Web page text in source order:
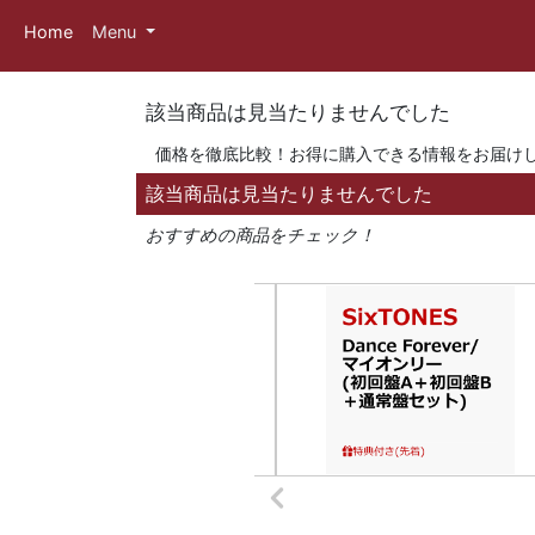
Home Menu
該当商品は見当たりませんでした
価格を徹底比較！お得に購入できる情報をお届け
該当商品は見当たりませんでした
おすすめの商品をチェック！